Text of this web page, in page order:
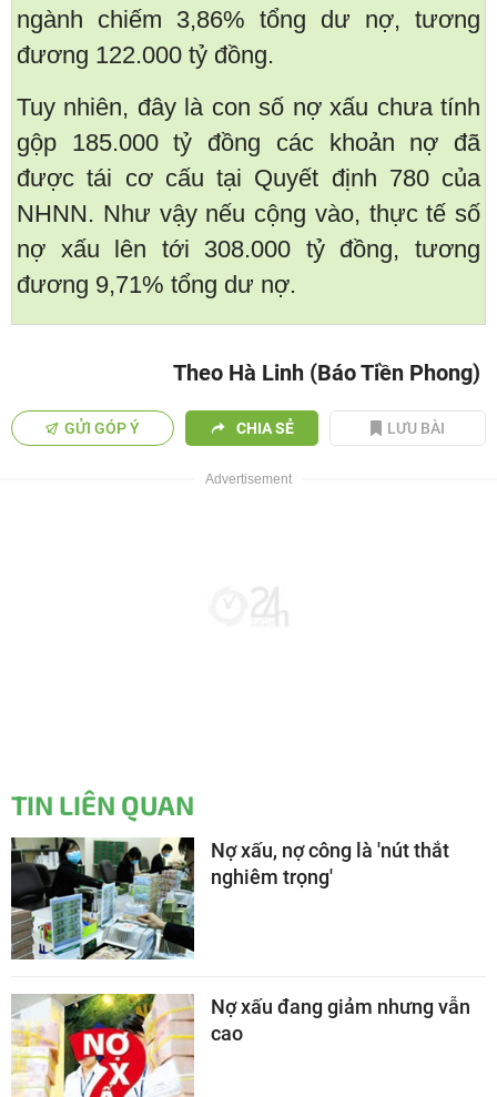
ngành chiếm 3,86% tổng dư nợ, tương
đương 122.000 tỷ đồng.
Tuy nhiên, đây là con số nợ xấu chưa tính
gộp 185.000 tỷ đồng các khoản nợ đã
được tái cơ cấu tại Quyết định 780 của
NHNN. Như vậy nếu cộng vào, thực tế số
nợ xấu lên tới 308.000 tỷ đồng, tương
đương 9,71% tổng dư nợ.
Theo Hà Linh (Báo Tiền Phong)
GỬI GÓP Ý CHIA SẺ LƯU BÀI
TIN LIÊN QUAN
Nợ xấu, nợ công là 'nút thắt
nghiêm trọng'
Nợ xấu đang giảm nhưng vẫn
cao